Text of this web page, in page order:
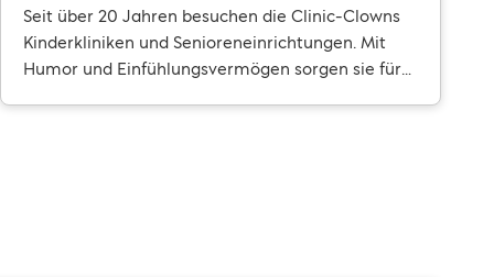
Seit über 20 Jahren besuchen die Clinic-Clowns
Kinderkliniken und Senioreneinrichtungen. Mit
Humor und Einfühlungsvermögen sorgen sie für